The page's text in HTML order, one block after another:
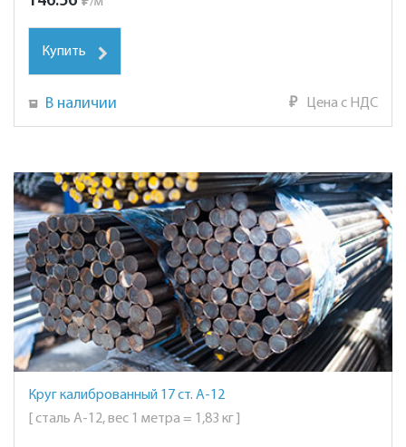
Купить
В наличии ₽ Цена с НДС
Круг калиброванный 17 ст. А-12
[ сталь А-12, вес 1 метра = 1,83 кг ]